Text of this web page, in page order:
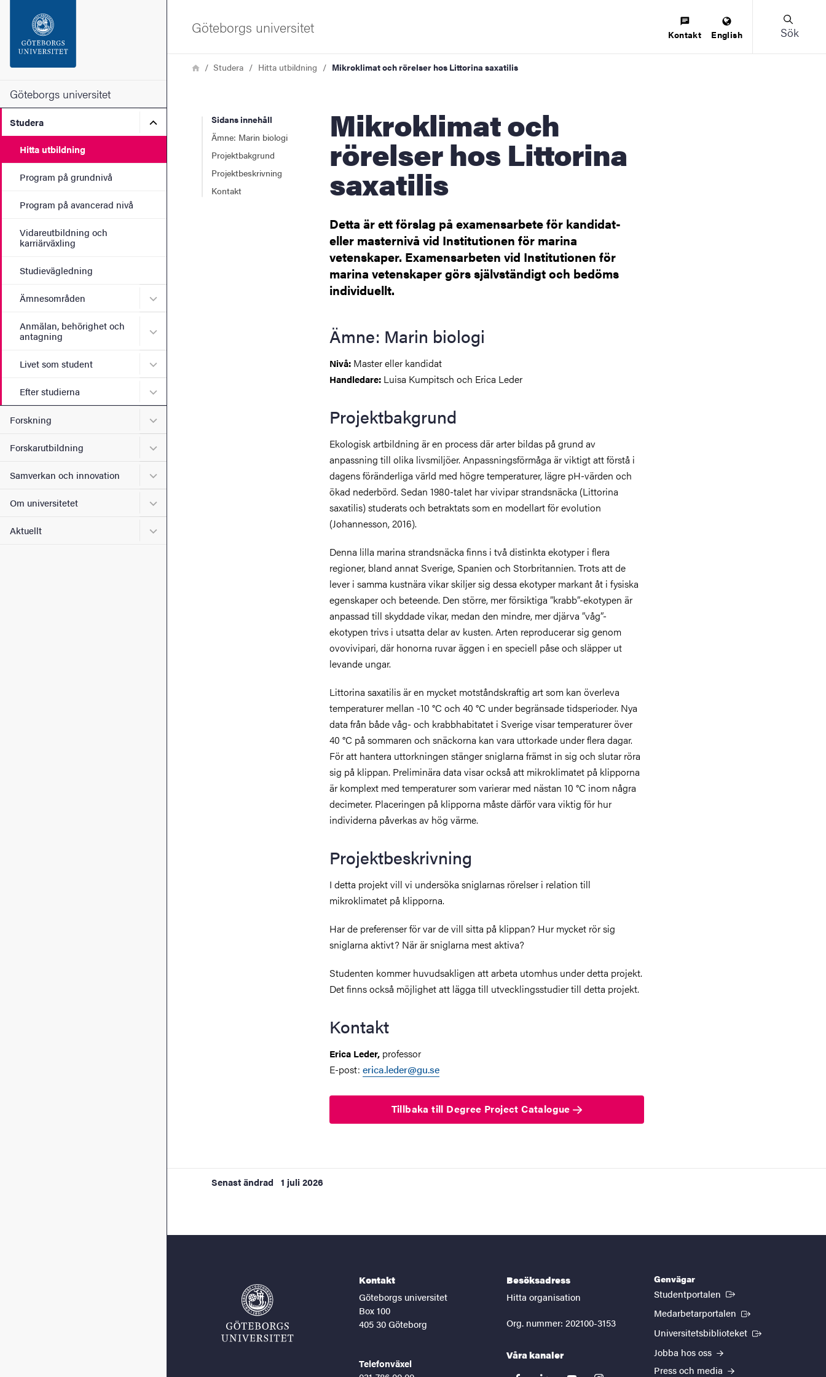
Sidfoten
Om webbplatsen
Göteborgs universitet
Studera Undermeny för Studera
Hitta utbildning
Program på grundnivå
Program på avancerad nivå
Vidareutbildning och
karriärväxling
Studievägledning
Ämnesområden Undermeny för Ämnesområden
Anmälan, behörighet och
antagning
Undermeny för Anmälan, behörighet och antagning
Livet som student Undermeny för Livet som student
Efter studierna Undermeny för Efter studierna
Forskning Undermeny för Forskning
Forskarutbildning Undermeny för Forskarutbildning
Samverkan och innovation Undermeny för Samverkan och innovation
Om universitetet Undermeny för Om universitetet
Aktuellt Undermeny för Aktuellt
Göteborgs universitet Kontakt English Sök
LänkstigHemStudera Hitta utbildning Mikroklimat och rörelser hos Littorina saxatilis
Sidans innehåll
Ämne: Marin biologi
Projektbakgrund
Projektbeskrivning
Kontakt
Mikroklimat och
rörelser hos Littorina
saxatilis
Detta är ett förslag på examensarbete för kandidat-
eller masternivå vid Institutionen för marina
vetenskaper. Examensarbeten vid Institutionen för
marina vetenskaper görs självständigt och bedöms
individuellt.
Ämne: Marin biologi
Nivå: Master eller kandidat
Handledare: Luisa Kumpitsch och Erica Leder
Projektbakgrund
Ekologisk artbildning är en process där arter bildas på grund av
anpassning till olika livsmiljöer. Anpassningsförmåga är viktigt att förstå i
dagens föränderliga värld med högre temperaturer, lägre pH-värden och
ökad nederbörd. Sedan 1980-talet har vivipar strandsnäcka (Littorina
saxatilis) studerats och betraktats som en modellart för evolution
(Johannesson, 2016).
Denna lilla marina strandsnäcka finns i två distinkta ekotyper i flera
regioner, bland annat Sverige, Spanien och Storbritannien. Trots att de
lever i samma kustnära vikar skiljer sig dessa ekotyper markant åt i fysiska
egenskaper och beteende. Den större, mer försiktiga ”krabb”-ekotypen är
anpassad till skyddade vikar, medan den mindre, mer djärva ”våg”-
ekotypen trivs i utsatta delar av kusten. Arten reproducerar sig genom
ovovivipari, där honorna ruvar äggen i en speciell påse och släpper ut
levande ungar.
Littorina saxatilis är en mycket motståndskraftig art som kan överleva
temperaturer mellan -10 °C och 40 °C under begränsade tidsperioder. Nya
data från både våg- och krabbhabitatet i Sverige visar temperaturer över
40 °C på sommaren och snäckorna kan vara uttorkade under flera dagar.
För att hantera uttorkningen stänger sniglarna främst in sig och slutar röra
sig på klippan. Preliminära data visar också att mikroklimatet på klipporna
är komplext med temperaturer som varierar med nästan 10 °C inom några
decimeter. Placeringen på klipporna måste därför vara viktig för hur
individerna påverkas av hög värme.
Projektbeskrivning
I detta projekt vill vi undersöka sniglarnas rörelser i relation till
mikroklimatet på klipporna.
Har de preferenser för var de vill sitta på klippan? Hur mycket rör sig
sniglarna aktivt? När är sniglarna mest aktiva?
Studenten kommer huvudsakligen att arbeta utomhus under detta projekt.
Det finns också möjlighet att lägga till utvecklingsstudier till detta projekt.
Kontakt
Erica Leder, professor
E-post: erica.leder@gu.se
Tillbaka till Degree Project Catalogue
Senast ändrad 1 juli 2026
Kontakt
Göteborgs universitet
Box 100
405 30 Göteborg
Telefonväxel
Besöksadress
Hitta organisation
Org. nummer: 202100-3153
Våra kanaler
Genvägar
Studentportalen (Extern länk)
Medarbetarportalen (Extern länk)
Universitetsbiblioteket (Extern länk)
Jobba hos oss
Press och media